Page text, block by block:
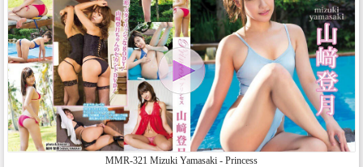
MMR-321 Mizuki Yamasaki - Princess